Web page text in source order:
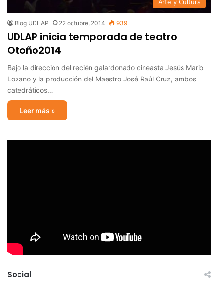
Arte y Cultura
Blog UDLAP 22 octubre, 2014 939
UDLAP inicia temporada de teatro
Otoño2014
Bajo la dirección del recién galardonado cineasta Jesús Mario
Lozano y la producción del Maestro José Raúl Cruz, ambos
catedráticos…
Leer más »
Social